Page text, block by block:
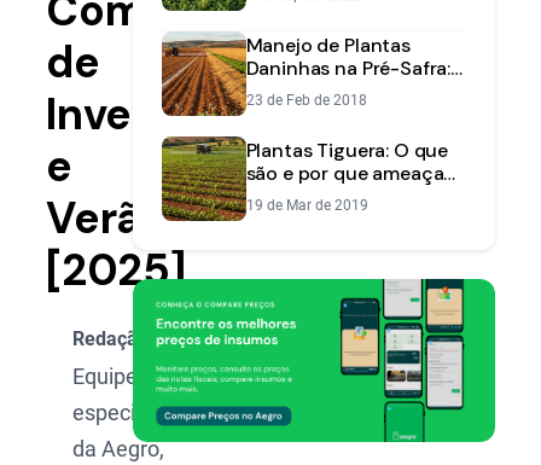
de
Inverno
e
Verão
[2025]
Redação Aegro
Equipe de
especialistas
da Aegro,
Completo de
Manejo de Plantas
Daninhas na Pré-Safra:
Reduza Custos e Vença
a Resistência
23 de Feb de 2018
Plantas Tiguera: O que
são e por que ameaçam
sua lavoura?
19 de Mar de 2019